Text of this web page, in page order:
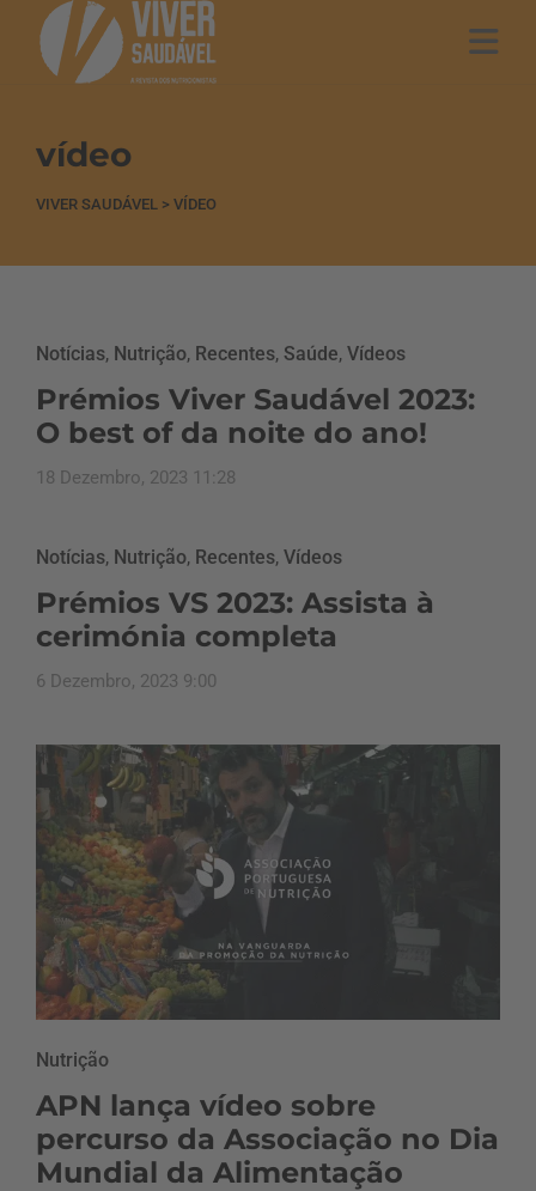
vídeo
VIVER SAUDÁVEL > VÍDEO
Notícias, Nutrição, Recentes, Saúde, Vídeos
Prémios Viver Saudável 2023:
O best of da noite do ano!
18 Dezembro, 2023 11:28
Notícias, Nutrição, Recentes, Vídeos
Prémios VS 2023: Assista à
cerimónia completa
6 Dezembro, 2023 9:00
Nutrição
APN lança vídeo sobre
percurso da Associação no Dia
Mundial da Alimentação